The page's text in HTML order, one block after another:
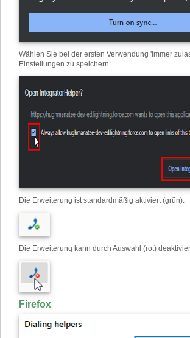
Wählen Sie bei der ersten Verwendung 'Immer
Einstellungen zu speichern:
Die Erweiterung ist standardmäßig aktiviert (grün):
Die Erweiterung kann durch Auswahl (rot)
Firefox